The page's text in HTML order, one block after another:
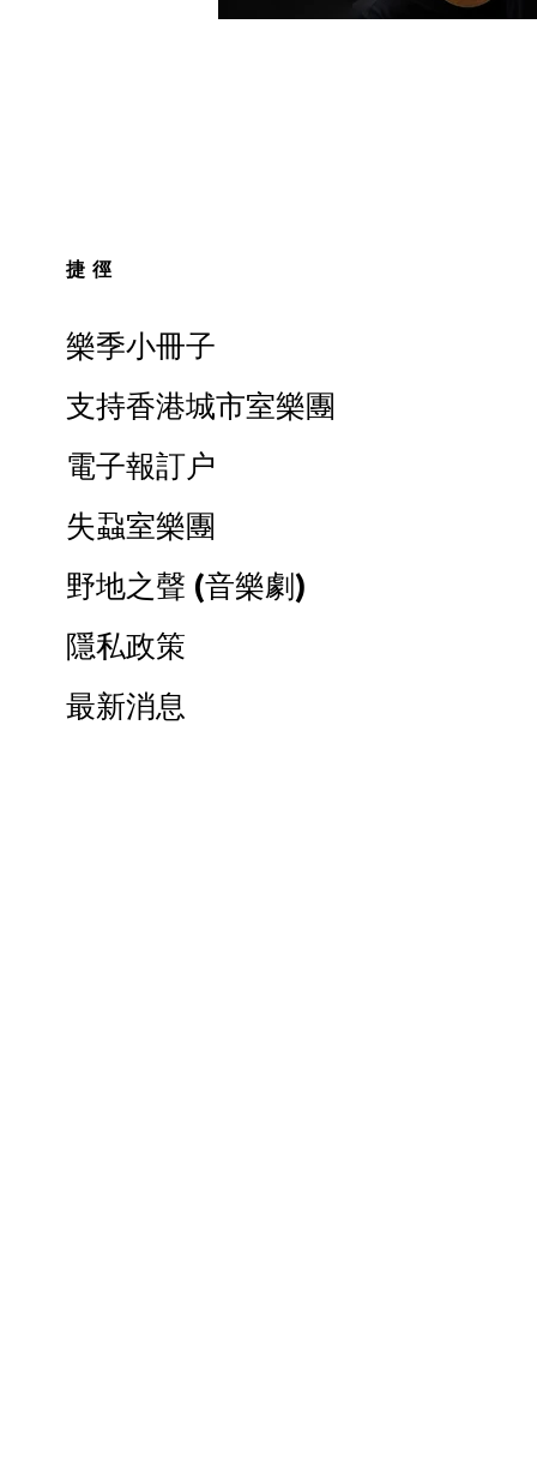
捷徑
樂季小冊子
支持香港城市室樂團
電子報訂户
失蝨室樂團
野地之聲 (音樂劇)
隱私政策
最新消息